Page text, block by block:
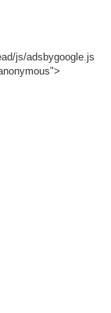
js/adsbygoogle.js